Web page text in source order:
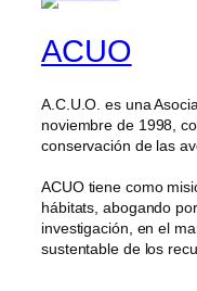
ACUO
A.C.U.O. es una
noviembre de 1998,
conservación de las
ACUO tiene como
hábitats, abogando
investigación, en el
sustentable de los